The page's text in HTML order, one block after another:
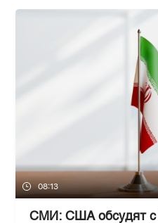
08:13
СМИ: США обсудят с